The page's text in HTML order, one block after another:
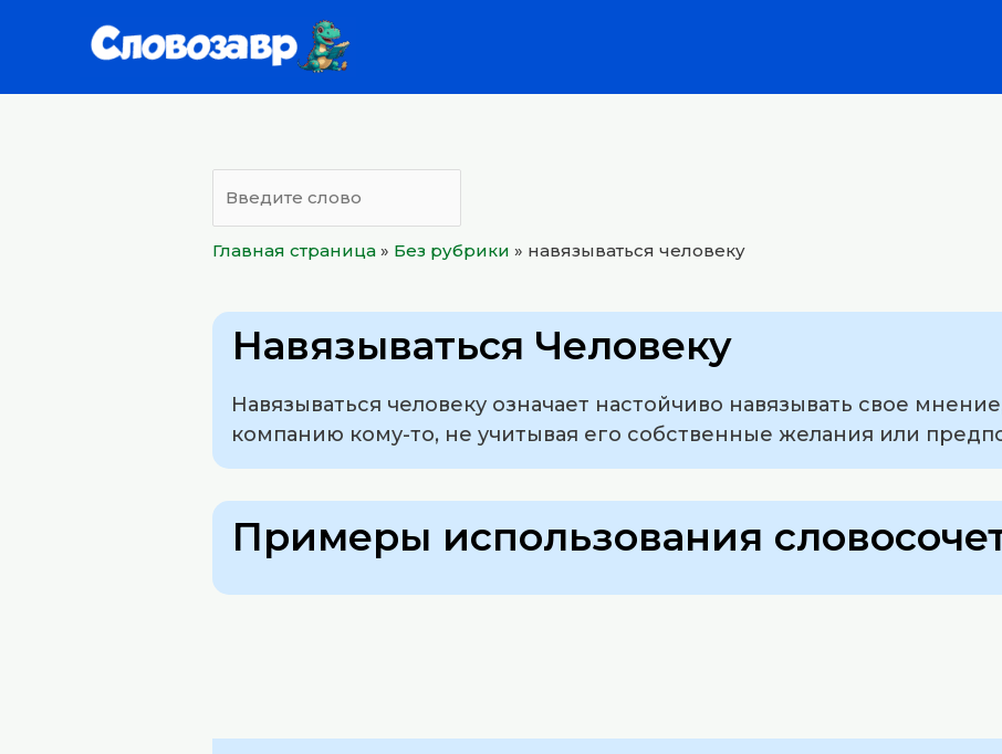
Главная страница » Без рубрики » навязываться человеку
Навязываться Человеку
Навязываться человеку означает настойчиво навязывать свое
компанию кому-то, не учитывая его собственные желания или
Примеры использования